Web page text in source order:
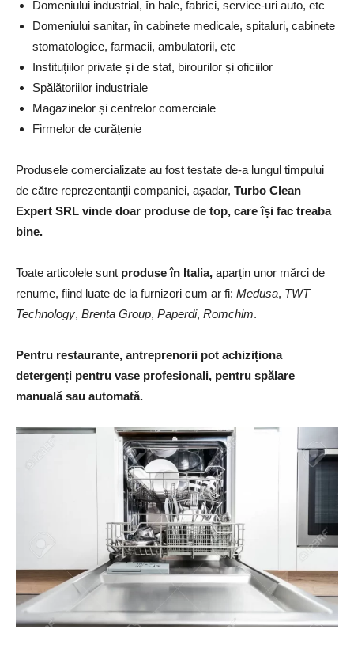
Domeniului industrial, în hale, fabrici, service-uri auto, etc
Domeniului sanitar, în cabinete medicale, spitaluri, cabinete
stomatologice, farmacii, ambulatorii, etc
Instituțiilor private și de stat, birourilor și oficiilor
Spălătoriilor industriale
Magazinelor și centrelor comerciale
Firmelor de curățenie
Produsele comercializate au fost testate de-a lungul timpului
de către reprezentanții companiei, așadar, Turbo Clean
Expert SRL vinde doar produse de top, care își fac treaba
bine.
Toate articolele sunt produse în Italia, aparțin unor mărci de
renume, fiind luate de la furnizori cum ar fi: Medusa, TWT
Technology, Brenta Group, Paperdi, Romchim.
Pentru restaurante, antreprenorii pot achiziționa
detergenți pentru vase profesionali, pentru spălare
manuală sau automată.